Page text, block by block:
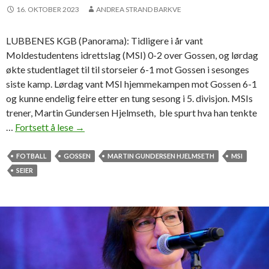
16. OKTOBER 2023 ANDREA STRAND BARKVE
LUBBENES KGB (Panorama): Tidligere i år vant
Moldestudentens idrettslag (MSI) 0-2 over Gossen, og lørdag
økte studentlaget til til storseier 6-1 mot Gossen i sesonges
siste kamp. Lørdag vant MSI hjemmekampen mot Gossen 6-1
og kunne endelig feire etter en tung sesong i 5. divisjon. MSIs
trener, Martin Gundersen Hjelmseth, ble spurt hva han tenkte
… Fortsett å lese M
I
→
FOTBALL GOSSEN MARTIN GUNDERSEN HJELMSETH
MSI
SEIER